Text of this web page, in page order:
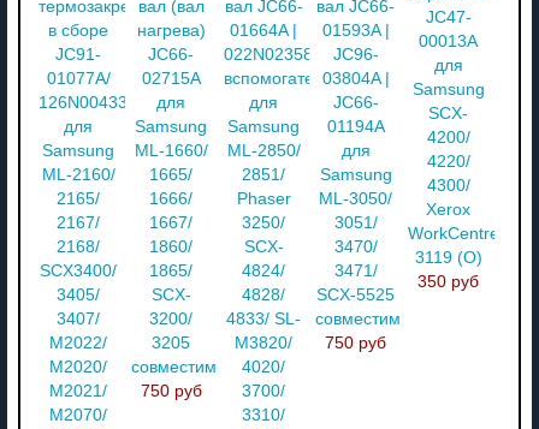
термозакрепления
в сборе
JC91-
01077A/
126N00433
для
Samsung
ML-2160/
2165/
2167/
2168/
SCX3400/
3405/
3407/
M2022/
M2020/
M2021/
M2070/
вал (вал
нагрева)
JC66-
02715A
для
Samsung
ML-1660/
1665/
1666/
1667/
1860/
1865/
SCX-
3200/
3205
совместимый
750 руб
вал JC66-
01664A |
022N02358
вспомогательный
для
Samsung
ML-2850/
2851/
Phaser
3250/
SCX-
4824/
4828/
4833/ SL-
M3820/
4020/
3700/
3310/
вал JC66-
01593A |
JC96-
03804A |
JC66-
01194A
для
Samsung
ML-3050/
3051/
3470/
3471/
SCX-5525
совместимый
750 руб
JC47-
00013A
для
Samsung
SCX-
4200/
4220/
4300/
Xerox
WorkCentre
3119 (О)
350 руб